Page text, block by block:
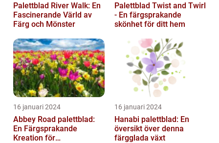
Palettblad River Walk: En
Fascinerande Värld av
Färg och Mönster
Palettblad Twist and Twirl
- En färgsprakande
skönhet för ditt hem
16 januari 2024
Abbey Road palettblad:
En Färgsprakande
Kreation för
16 januari 2024
Hanabi palettblad: En
översikt över denna
färgglada växt